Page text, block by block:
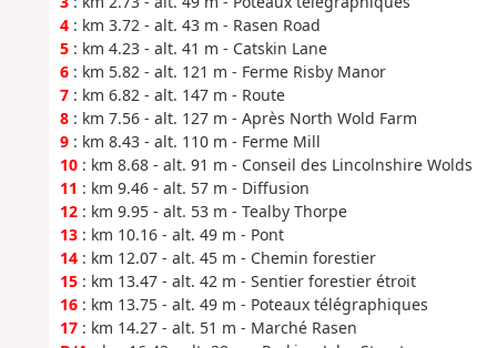
4: km 3.72 - alt. 43 m - Rasen Road
5: km 4.23 - alt. 41 m - Catskin Lane
6: km 5.82 - alt. 121 m - Ferme Risby Manor
7: km 6.82 - alt. 147 m - Route
8: km 7.56 - alt. 127 m - Après North Wold Farm
9: km 8.43 - alt. 110 m - Ferme Mill
10: km 8.68 - alt. 91 m - Conseil des Lincolnshire Wolds
11 : km 9.46 - alt. 57 m - Diffusion
12: km 9.95 - alt. 53 m - Tealby Thorpe
13: km 10.16 - alt. 49 m - Pont
14: km 12.07 - alt. 45 m - Chemin forestier
15: km 13.47 - alt. 42 m - Sentier forestier étroit
16: km 13.75 - alt. 49 m - Poteaux télégraphiques
17: km 14.27 - alt. 51 m - Marché Rasen